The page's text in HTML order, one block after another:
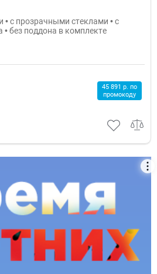
с прозрачными стеклами • с
без поддона в комплекте
45 891 р. по
промокоду